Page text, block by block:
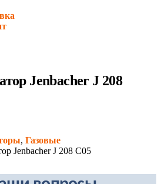
Jenbacher J 208
, Газовые
Jenbacher J 208 C05